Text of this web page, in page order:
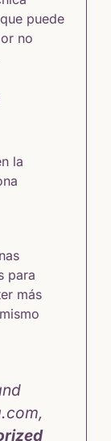
puede
no
la
para
más